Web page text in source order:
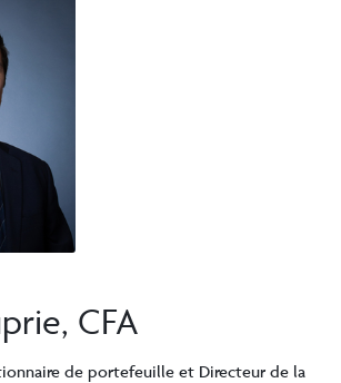
pour les conseillers
et formulaires
suivi
consolidés
en ligne de matériel de marketing CI
comptes
fonds distincts
pour les conseillers
CFA
de portefeuille et Directeur de la